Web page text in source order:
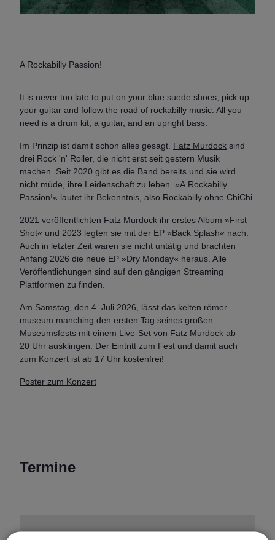
A Rockabilly Passion!
It is never too late to put on your blue suede shoes, pick up
your guitar and follow the road of rockabilly music. All you
need is a drum kit, a guitar, and an upright bass.
Im Prinzip ist damit schon alles gesagt. Fatz Murdock sind
drei Rock 'n' Roller, die nicht erst seit gestern Musik
machen. Seit 2020 gibt es die Band bereits und sie wird
nicht müde, ihre Leidenschaft zu leben. »A Rockabilly
Passion!« lautet ihr Bekenntnis, also Rockabilly ohne ChiChi.
2021 veröffentlichten Fatz Murdock ihr erstes Album »First
Shot« und 2023 legten sie mit der EP »Back Splash« nach.
Auch in letzter Zeit waren sie nicht untätig und brachten
Anfang 2026 die neue EP »Dry Monday« heraus. Alle
Veröffentlichungen sind auf den gängigen Streaming
Plattformen zu finden.
Am Samstag, den 4. Juli 2026, lässt das kelten römer
museum manching den ersten Tag seines großen
Museumsfests mit einem Live-Set von Fatz Murdock ab
20 Uhr ausklingen. Der Eintritt zum Fest und damit auch
zum Konzert ist ab 17 Uhr kostenfrei!
Poster zum Konzert
Termine